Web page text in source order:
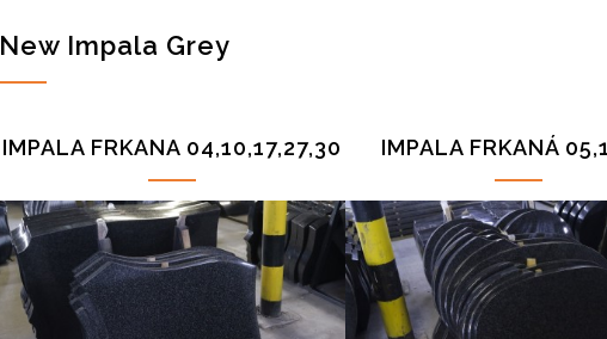
New Impala Grey
IMPALA FRKANA 04,10,17,27,30 IMPALA FRKANÁ